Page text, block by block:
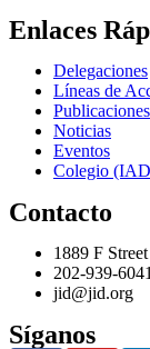
Enlaces
Delegaciones
Líneas de
Publicaciones
Noticias
Eventos
Colegio
Contacto
1889 F
202-939-6041
jid@jid.org
Síganos